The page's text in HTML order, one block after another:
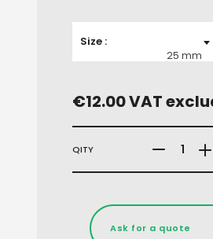
Size
25 mm
€12.00 VAT
QITY
Ask for a quote